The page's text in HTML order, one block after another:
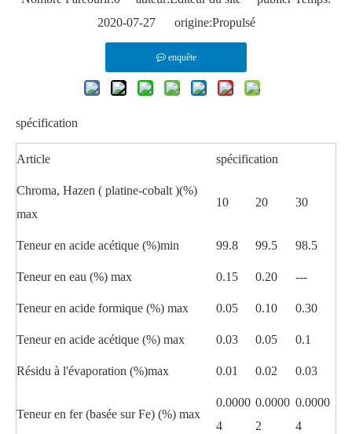
2020-07-27 origine:Propulsé
enquête
spécification
Article spécification
Chroma, Hazen ( platine-cobalt )(%)
max
10 20 30
Teneur en acide acétique (%)min 99.8 99.5 98.5
Teneur en eau (%) max 0.15 0.20 ---
Teneur en acide formique (%) max 0.05 0.10 0.30
Teneur en acide acétique (%) max 0.03 0.05 0.1
Résidu à l'évaporation (%)max 0.01 0.02 0.03
Teneur en fer (basée sur Fe) (%) max
0.0000
4
0.0000
2
0.0000
4